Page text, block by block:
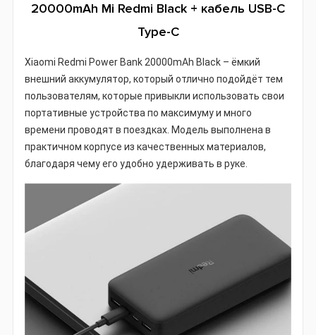
20000mAh Mi Redmi Black + кабель USB-C
Type-C
Xiaomi Redmi Power Bank 20000mAh Black – ёмкий
внешний аккумулятор, который отлично подойдёт тем
пользователям, которые привыкли использовать свои
портативные устройства по максимуму и много
времени проводят в поездках. Модель выполнена в
практичном корпусе из качественных материалов,
благодаря чему его удобно удерживать в руке.